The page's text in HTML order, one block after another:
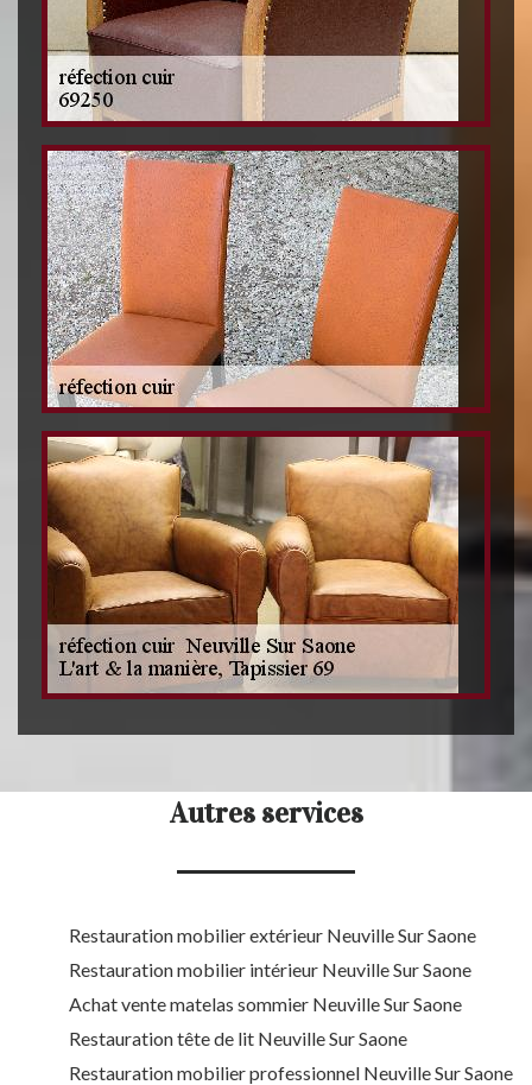
Autres services
Restauration mobilier extérieur Neuville Sur Saone
Restauration mobilier intérieur Neuville Sur Saone
Achat vente matelas sommier Neuville Sur Saone
Restauration tête de lit Neuville Sur Saone
Restauration mobilier professionnel Neuville Sur Saone